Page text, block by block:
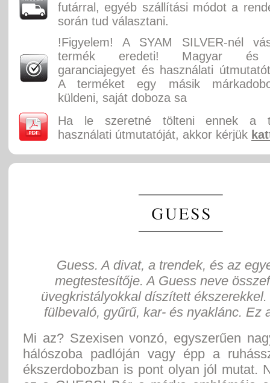
futárral, egyéb szállítási módot a
során tud választani.
!Figyelem! A SYAM SILVER-nél
termék eredeti! Magyar és
garanciajegyet és használati
A terméket egy másik
küldeni, saját doboza sa
Ha le szeretné tölteni ennek a
használati útmutatóját, akkor kérjük
Guess. A divat, a trendek, és az
megtestesítője. A Guess neve
üvegkristályokkal díszített
fülbevaló, gyűrű, kar- és nyaklánc. Ez
Mi az? Szexisen vonzó, egyszerűen
hálószoba padlóján vagy épp a
ékszerdobozban is pont olyan jól mutat.